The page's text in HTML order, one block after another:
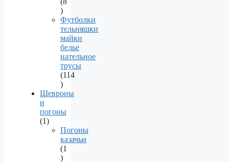
8
products
Футболки
тельняшки
майки
белье
нательное
трусы
114
114
products
Шевроны
и
погоны
11
productПогоны
казачьи
1
1